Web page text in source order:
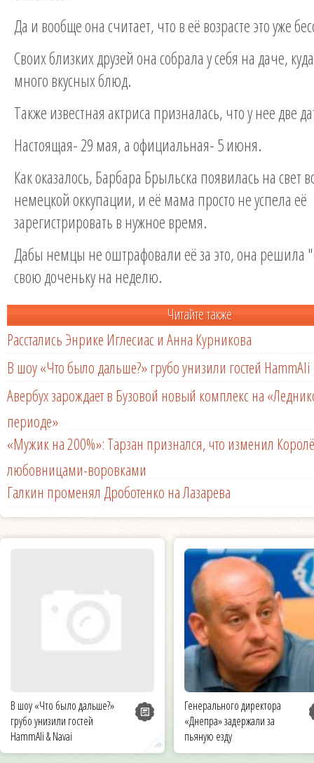
Да и вообще она считает, что в её возрасте это уже
Своих близких друзей она собрала у себя на даче,
много вкусных блюд.
Также известная актриса призналась, что у нее две
Настоящая- 29 мая, а официальная- 5 июня.
Как оказалось, Барбара Брыльска появилась на свет
немецкой оккупации, и её мама просто не успела её
зарегистрировать в нужное время.
Дабы немцы не оштрафовали её за это, она решила
свою доченьку на неделю.
Читайте также
Расстались Энрике Иглесиас и Анна Курникова
В шоу «Что было дальше?» грубо унизили гостей HammAli
Авербух зарождает в Бузовой новый комплекс на
периоде»
«Мужик на 200%»: Тарзан признался, что изменил
любовницами-воровками
Галкин променял Дроботенко на Лазарева
В шоу «Что было дальше?»
грубо унизили гостей
HammAli & Navai
Генерального директора
«Днепра» задержали за
пьяную езду